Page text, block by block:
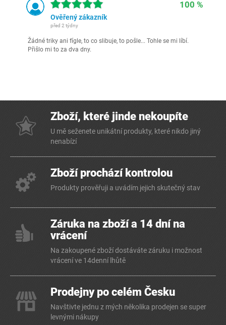
100 %
Ověřený zákazník
před 2 týdny
Žádné triky ani fígle, to co slibuje, to pošle... Tohle se mi líbí.
Přišlo mi to za dva dny.
Zboží, které jinde nekoupíte
U mě seženete unikátní produkty, které nikdo jiný
nenabízí
Zboží prochází kontrolou
Produkty prověřuji a uvádím jejich skutečný stav
Záruka na zboží a 14 dní na
vrácení
Na zakoupené zboží dostáváte záruku i možnost
vrácení ve 14denní lhůtě
Prodejny po celém Česku
Navštivte jednu z mých několika prodejen se super
levnými nákupy